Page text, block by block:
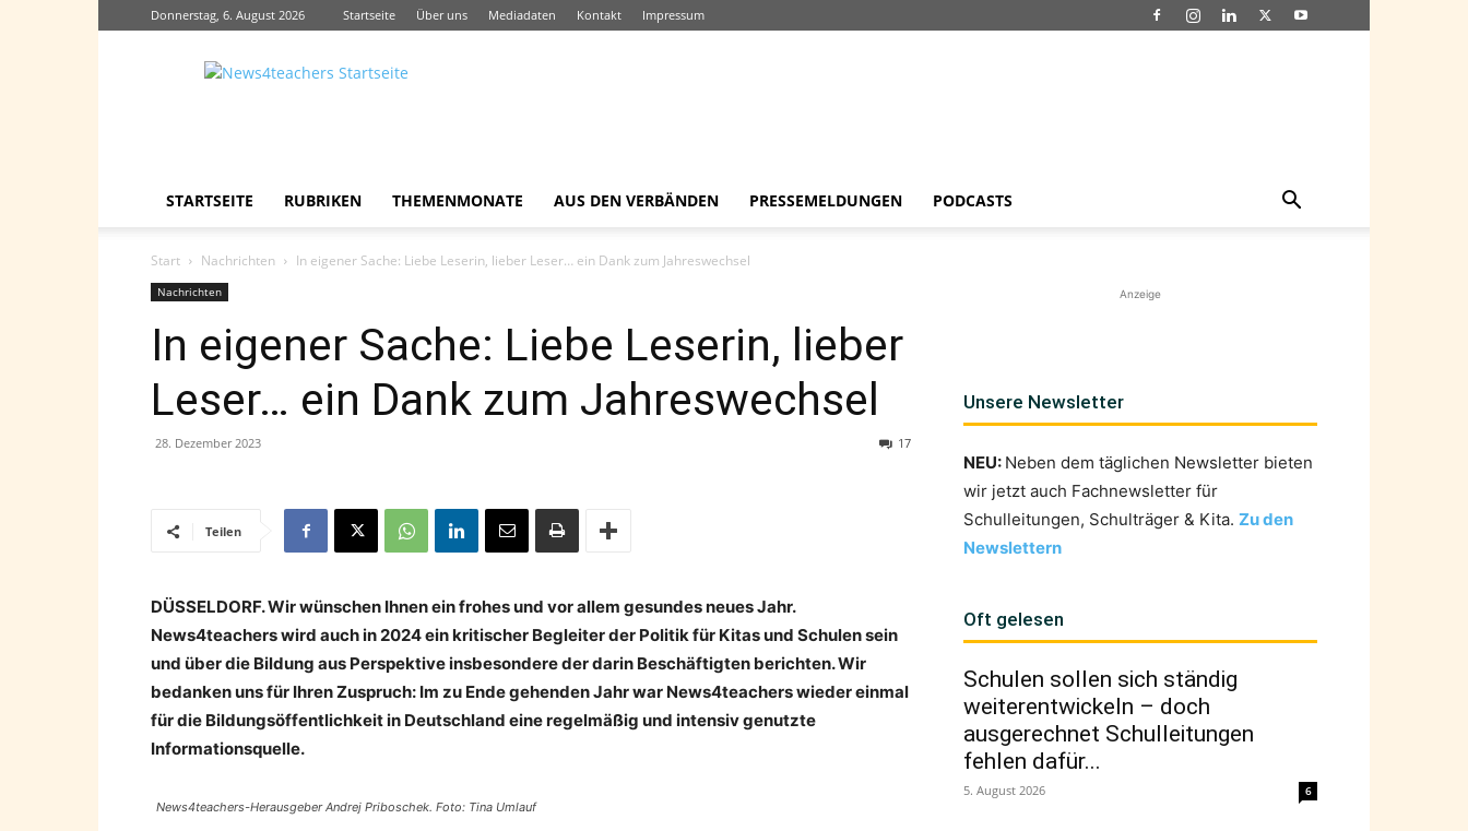
Donnerstag, 6. August 2026 Startseite Über uns Mediadaten Kontakt Impressum
News4teachers
STARTSEITE RUBRIKEN THEMENMONATE AUS DEN VERBÄNDEN PRESSEMELDUNGEN PODCASTS
Start Nachrichten In eigener Sache: Liebe Leserin, lieber Leser… ein Dank zum Jahreswechsel
Nachrichten
In eigener Sache: Liebe Leserin, lieber
Leser… ein Dank zum Jahreswechsel
28. Dezember 2023 17
Teilen
DÜSSELDORF. Wir wünschen Ihnen ein frohes und vor allem gesundes neues Jahr.
News4teachers wird auch in 2024 ein kritischer Begleiter der Politik für Kitas und Schulen sein
und über die Bildung aus Perspektive insbesondere der darin Beschäftigten berichten. Wir
bedanken uns für Ihren Zuspruch: Im zu Ende gehenden Jahr war News4teachers wieder einmal
für die Bildungsöffentlichkeit in Deutschland eine regelmäßig und intensiv genutzte
Informationsquelle.
News4teachers-Herausgeber Andrej Priboschek. Foto: Tina Umlauf
Anzeige
Unsere Newsletter
NEU: Neben dem täglichen Newsletter bieten
wir jetzt auch Fachnewsletter für
Schulleitungen, Schulträger & Kita. Zu den
Newslettern
Oft gelesen
Schulen sollen sich ständig
weiterentwickeln – doch
ausgerechnet Schulleitungen
fehlen dafür...
5. August 2026 6